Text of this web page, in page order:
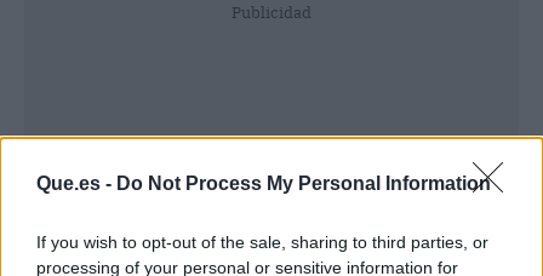
Que.es - Do Not Process My Personal Information
If you wish to opt-out of the sale, sharing to third parties, or
processing of your personal or sensitive information for
Publicidad